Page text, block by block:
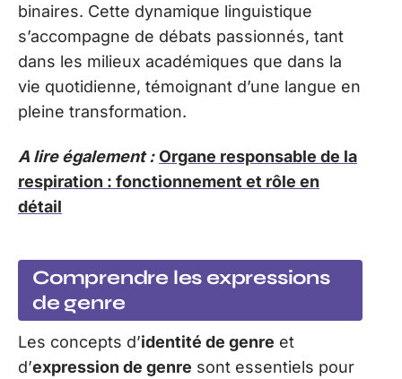
binaires. Cette dynamique linguistique
s’accompagne de débats passionnés, tant
dans les milieux académiques que dans la
vie quotidienne, témoignant d’une langue en
pleine transformation.
A lire également : Organe responsable de la
respiration : fonctionnement et rôle en
détail
Comprendre les expressions
de genre
Les concepts d’identité de genre et
d’expression de genre sont essentiels pour